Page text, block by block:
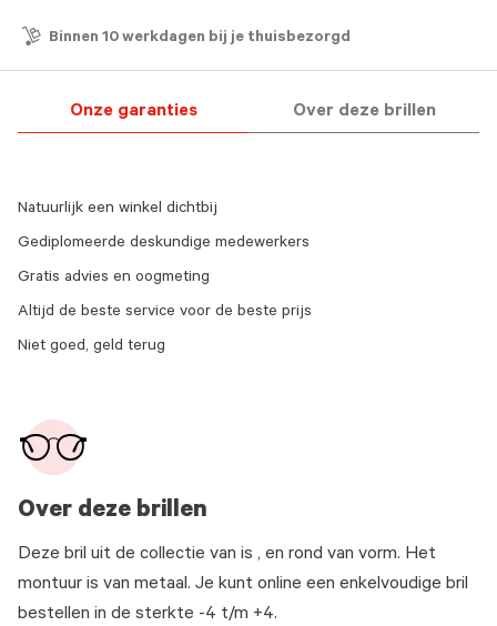
Binnen 10 werkdagen bij je thuisbezorgd
Onze garanties Over deze brillen
Over deze brillen
Deze bril uit de collectie van is , en rond van vorm. Het
montuur is van metaal. Je kunt online een enkelvoudige bril
bestellen in de sterkte -4 t/m +4.
Natuurlijk een winkel dichtbij
Gediplomeerde deskundige medewerkers
Gratis advies en oogmeting
Altijd de beste service voor de beste prijs
Niet goed, geld terug